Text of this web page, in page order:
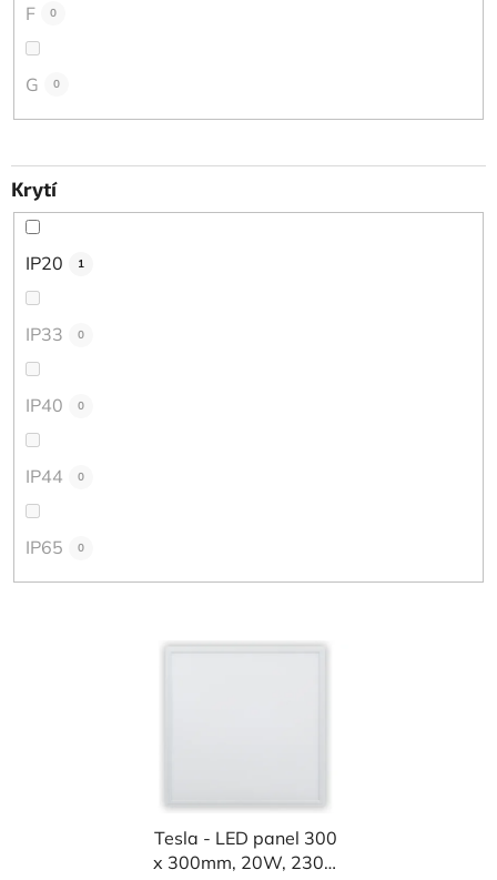
F 0
G 0
Krytí
IP20 1
IP33 0
IP40 0
IP44 0
IP65 0
Tesla - LED panel 300
x 300mm, 20W, 230V,